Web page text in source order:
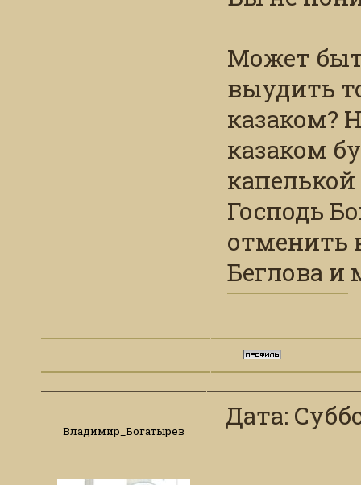
Может
выудить
казаком?
казаком
Господь
отменить
Беглова и
Владимир_Богатырев Дата: